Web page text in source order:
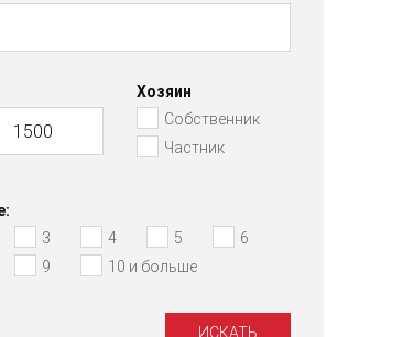
Хозяин
Собственник
Частник
3 4 5
6
9 10 и больше